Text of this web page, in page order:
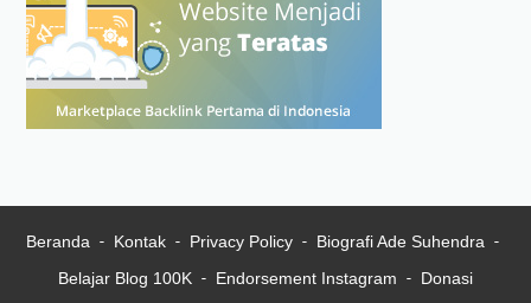
Beranda Kontak Privacy Policy
Biografi Ade Suhendra
Belajar Blog 100K
Endorsement Instagram Donasi